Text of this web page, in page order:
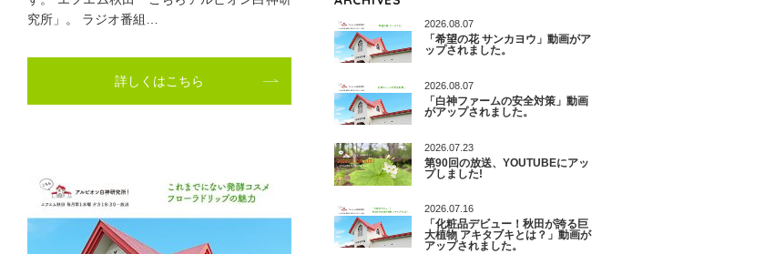
究所」。 ラジオ番組…
詳しくはこちら
2026.08.07
「希望の花 サンカヨウ」動画がア
ップされました。
2026.08.07
「白神ファームの安全対策」動画
がアップされました。
2026.07.23
第90回の放送、YOUTUBEにアッ
プしました!
2026.07.16
「化粧品デビュー！秋田が誇る巨
大植物 アキタブキとは？」動画が
アップされました。